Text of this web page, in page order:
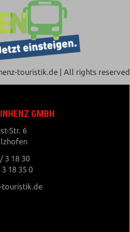
touristik.de | All rights reserved
GMBH
Str. 6
3 18 30
3 18 35 0
touristik.de